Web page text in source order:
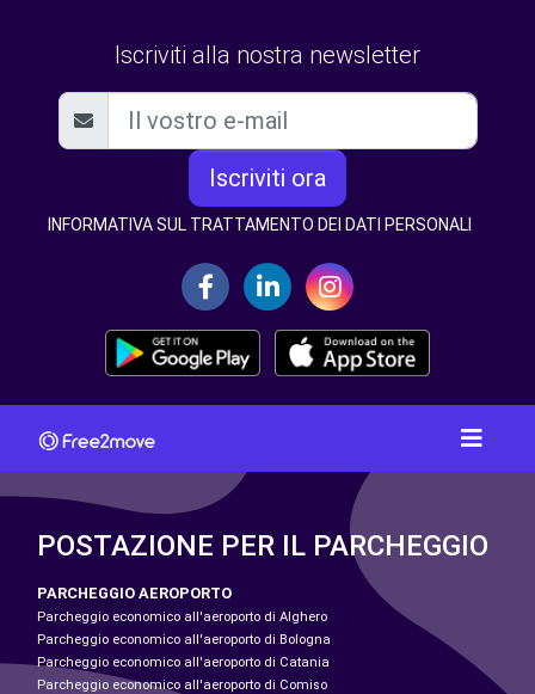
Iscriviti alla nostra newsletter
Iscriviti ora
INFORMATIVA SUL TRATTAMENTO DEI DATI PERSONALI
POSTAZIONE PER IL PARCHEGGIO
PARCHEGGIO AEROPORTO
Parcheggio economico all'aeroporto di Alghero
Parcheggio economico all'aeroporto di Bologna
Parcheggio economico all'aeroporto di Catania
Parcheggio economico all'aeroporto di Comiso